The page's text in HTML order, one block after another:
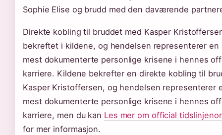
Sophie Elise og brudd med den daværende
Direkte kobling til bruddet med Kasper
bekreftet i kildene, og hendelsen representerer en
mest dokumenterte personlige krisene i hennes
karriere. Kildene bekrefter en direkte kobling til
Kasper Kristoffersen, og hendelsen representerer
mest dokumenterte personlige krisene i hennes
karriere, men du kan Les mer om official
for mer informasjon.